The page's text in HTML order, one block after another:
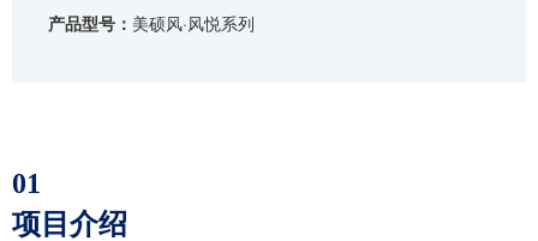
产品型号： 美硕风·风悦系列
01
项目介绍